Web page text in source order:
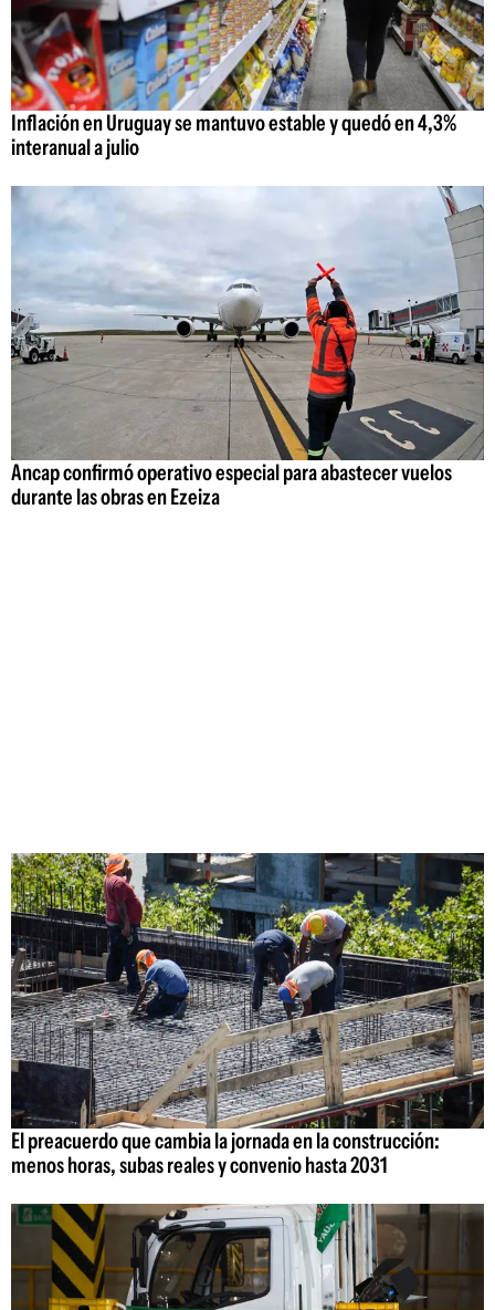
Inflación en Uruguay se mantuvo estable y quedó en 4,3%
interanual a julio
Ancap confirmó operativo especial para abastecer vuelos
durante las obras en Ezeiza
El preacuerdo que cambia la jornada en la construcción:
menos horas, subas reales y convenio hasta 2031